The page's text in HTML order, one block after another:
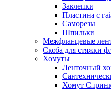
Заклепки
Пластина с
Саморезы
Шпильки
Межфланцевые
Скоба для стяжки
Хомуты
Ленточный
Хомут